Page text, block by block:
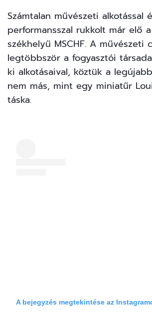
Számtalan művészeti alkotással
performansszal rukkolt már elő
székhelyű MSCHF. A művészeti
legtöbbször a fogyasztói
ki alkotásaival, köztük a
nem más, mint egy miniatűr
táska.
A bejegyzés megtekintése az